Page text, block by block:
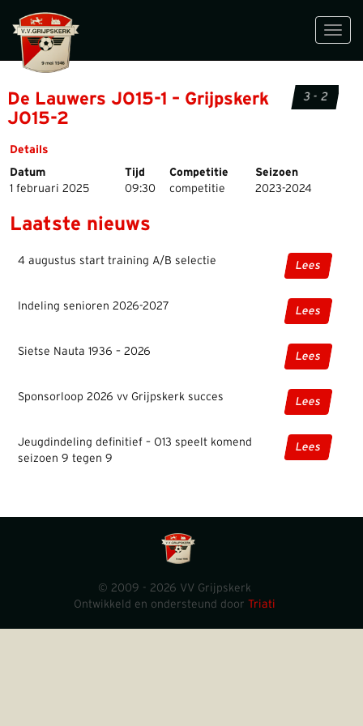
De Lauwers JO15-1 – Grijpskerk
JO15-2
3 - 2
Details
Datum
Tijd Competitie
Seizoen
1 februari 2025
09:30 competitie 2023-2024
Laatste nieuws
4 augustus start training A/B selectie Lees
Indeling senioren 2026-2027 Lees
Sietse Nauta 1936 – 2026 Lees
Sponsorloop 2026 vv Grijpskerk succes Lees
Jeugdindeling definitief – O13 speelt komend
seizoen 9 tegen 9
Lees
© 2009 - 2026 VV Grijpskerk
Ontwikkeld en ondersteund door Triati